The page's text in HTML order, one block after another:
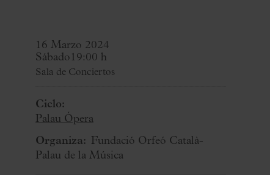
16 Marzo 2024
Sábado 19:00 h
Sala de Conciertos
Ciclo:
Palau Ópera
Organiza: Fundació Orfeó Català-
Palau de la Música